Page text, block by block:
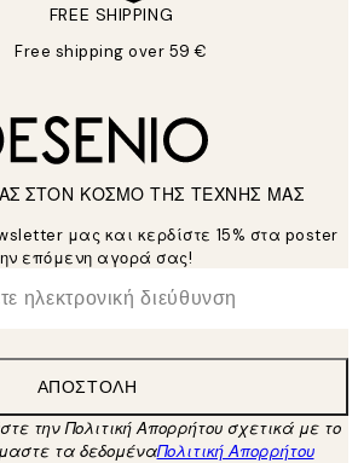
FREE SHIPPING
Free shipping over 59 €
ΣΤΟΝ ΚΟΣΜΟ ΤΗΣ ΤΕΧΝΗΣ ΜΑΣ
μας και κερδίστε 15% στα poster
επόμενη αγορά σας!
ΑΠΟΣΤΟΛΉ
την Πολιτική Απορρήτου σχετικά με το
τα δεδομέναΠολιτική Απορρήτου